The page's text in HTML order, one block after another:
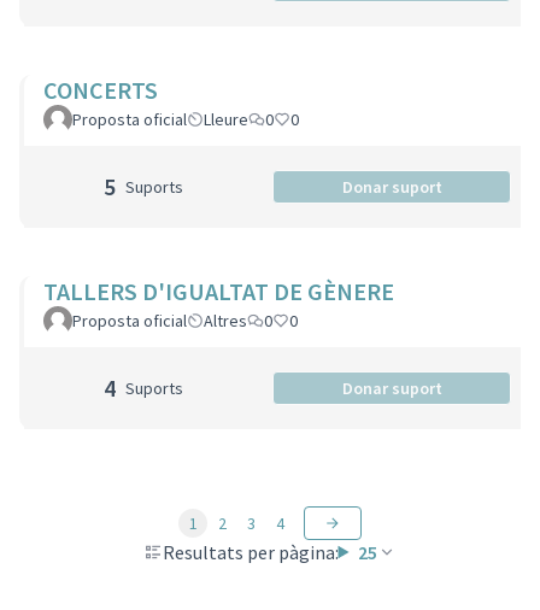
CONCERTS
Proposta oficial Lleure 0 0
5 Suports Donar suport
TALLERS D'IGUALTAT DE GÈNERE
Proposta oficial Altres 0 0
4 Suports Donar suport
Resultats per pàgina: 25
1 2 3 4